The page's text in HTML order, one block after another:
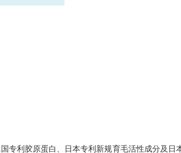
专利胶原蛋白、日本专利新规育毛活性成分及